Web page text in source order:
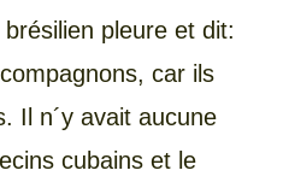
pleure et dit:
car ils
Il n´y avait aucune
cubains et le